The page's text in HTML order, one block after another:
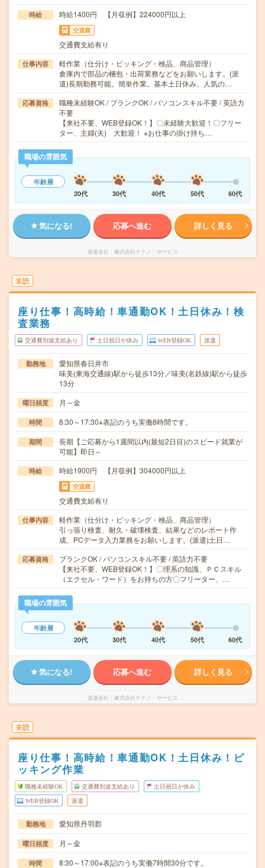
時給 時給1400円 【月収例】224000円以上
交通費
交通費支給有り
仕事内容
軽作業（仕分け・ピッキング・検品、商品管理）
倉庫内で部品の梱包・出荷業務などをお願いします。(派
遣)長期勤務可能。簡単作業。基本土日休み。人気の…
応募資格
職種未経験OK / ブランクOK / パソコンスキル不要 / 英語力
不要
【来社不要、WEB登録OK！】〇未経験大歓迎！〇フリー
ター、主婦(夫) 大歓迎！ ※お仕事の掛け持ち…
職場の雰囲気
年齢層
20代
30代 40代 50代 60代
気になる! 応募へ進む 詳しく見る
派遣会社 株式会社テクノ・サービス
未読
座り仕事！高時給！車通勤OK！土日休み！検
査業務
交通費別途支給あり 土日祝日が休み WEB登録OK 派遣
勤務地
愛知県春日井市
味美(東海交通線)駅から徒歩13分／味美(名鉄線)駅から徒歩
13分
曜日頻度 月～金
時間 8:30～17:30※表記のうち実働8時間です。
期間
長期【ご応募から1週間以内(最短2日目)のスピード就業が
可能】即日～
時給 時給1900円 【月収例】304000円以上
交通費
交通費支給有り
仕事内容
軽作業（仕分け・ピッキング・検品、商品管理）
引っ張り検査、耐久・破壊検査、結果などのレポート作
成、PCデータ入力業務をお願いします。(派遣)土日…
応募資格
ブランクOK / パソコンスキル不要 / 英語力不要
【来社不要、WEB登録OK！】〇理系の知識、ＰＣスキル
（エクセル・ワード）をお持ちの方〇フリーター、…
職場の雰囲気
年齢層
20代
30代 40代 50代 60代
気になる! 応募へ進む 詳しく見る
派遣会社 株式会社テクノ・サービス
未読
座り仕事！高時給！車通勤OK！土日休み！ピ
ッキング作業
職種未経験OK 交通費別途支給あり 土日祝日が休み
WEB登録OK 派遣
勤務地 愛知県丹羽郡
曜日頻度 月～金
時間 8:30～17:00※表記のうち実働7時間30分です。